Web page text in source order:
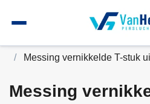
Terug naar home
Messing vernikkelde T-stuk
Messing